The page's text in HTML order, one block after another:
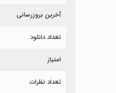
آخرین بروزرسانی
تعداد دانلود
امتیاز
تعداد نظرات